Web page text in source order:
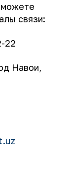
можете
связи:
22
Навои,